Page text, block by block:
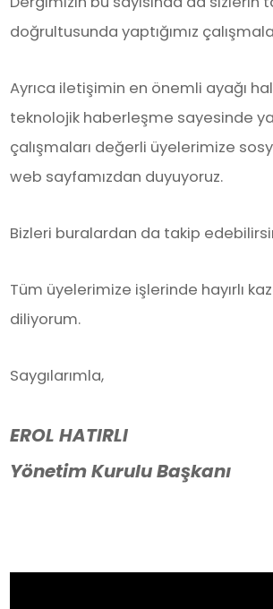
doğrultusunda yaptığımız
Ayrıca iletişimin en önemli ayağı
teknolojik haberleşme sayesinde
çalışmaları değerli üyelerimize
web sayfamızdan duyuyoruz.
Bizleri buralardan da takip
Tüm üyelerimize işlerinde hayırlı
diliyorum.
Saygılarımla,
EROL HATIRLI
Yönetim Kurulu Başkanı